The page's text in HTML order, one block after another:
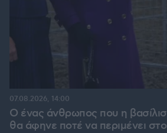
Ο ένας άνθρωπος που η
θα άφηνε ποτέ να περιμένει
07.08.2026, 14:00